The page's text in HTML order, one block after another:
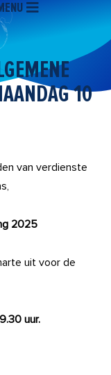
10
van verdienste
2025
uit voor de
uur.